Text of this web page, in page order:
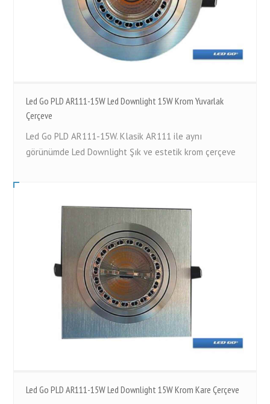
Led Go PLD AR111-15W Led Downlight 15W Krom Yuvarlak
Çerçeve
Led Go PLD AR111-15W. Klasik AR111 ile aynı
görünümde Led Downlight Şık ve estetik krom çerçeve
Led Go PLD AR111-15W Led Downlight 15W Krom Kare Çerçeve